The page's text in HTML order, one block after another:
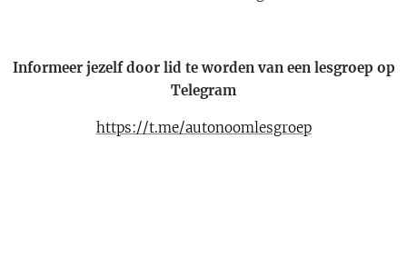
Informeer jezelf door lid te worden van een lesgroep op
Telegram
https://t.me/autonoomlesgroep